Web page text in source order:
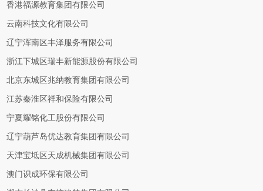
香港福源教育集团有限公司
云南科技文化有限公司
辽宁浑南区丰泽服务有限公司
浙江下城区瑞丰新能源股份有限公司
北京东城区兆纳教育集团有限公司
江苏秦淮区祥和保险有限公司
宁夏耀铭化工股份有限公司
辽宁葫芦岛优达教育集团有限公司
天津宝坻区天成机械集团有限公司
澳门识成环保有限公司